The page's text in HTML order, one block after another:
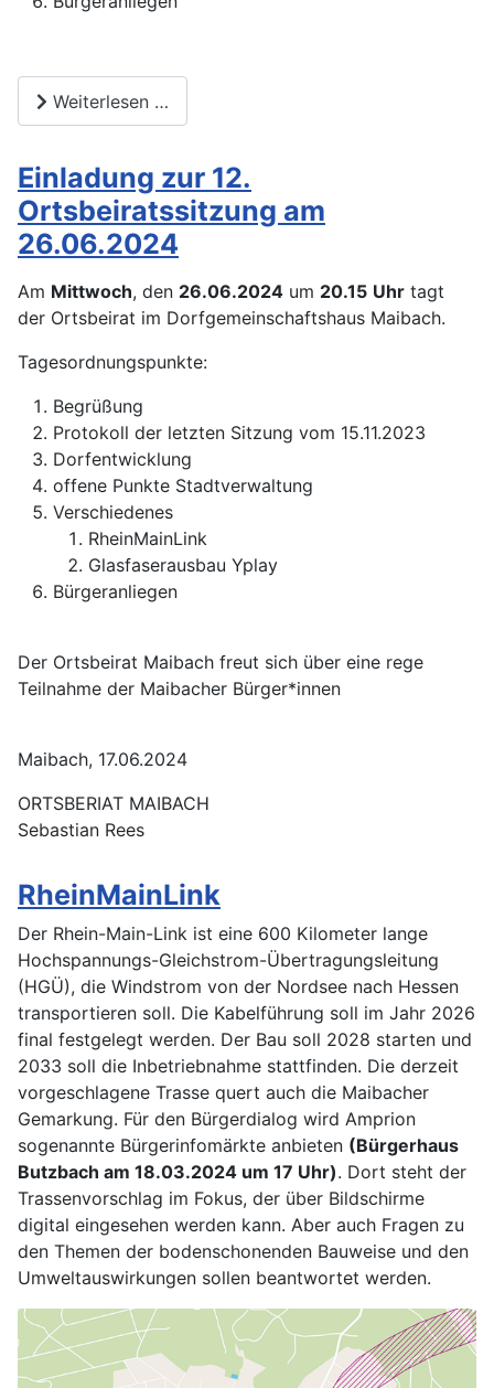
Weiterlesen …
Einladung zur 12.
Ortsbeiratssitzung am
26.06.2024
Am Mittwoch, den 26.06.2024 um 20.15 Uhr tagt
der Ortsbeirat im Dorfgemeinschaftshaus Maibach.
Tagesordnungspunkte:
Begrüßung
Protokoll der letzten Sitzung vom 15.11.2023
Dorfentwicklung
offene Punkte Stadtverwaltung
Verschiedenes
RheinMainLink
Glasfaserausbau Yplay
Bürgeranliegen
Der Ortsbeirat Maibach freut sich über eine rege
Teilnahme der Maibacher Bürger*innen
Maibach, 17.06.2024
ORTSBERIAT MAIBACH
Sebastian Rees
RheinMainLink
Der Rhein-Main-Link ist eine 600 Kilometer lange
Hochspannungs-Gleichstrom-Übertragungsleitung
(HGÜ), die Windstrom von der Nordsee nach Hessen
transportieren soll. Die Kabelführung soll im Jahr 2026
final festgelegt werden. Der Bau soll 2028 starten und
2033 soll die Inbetriebnahme stattfinden. Die derzeit
vorgeschlagene Trasse quert auch die Maibacher
Gemarkung. Für den Bürgerdialog wird Amprion
sogenannte Bürgerinfomärkte anbieten (Bürgerhaus
Butzbach am 18.03.2024 um 17 Uhr). Dort steht der
Trassenvorschlag im Fokus, der über Bildschirme
digital eingesehen werden kann. Aber auch Fragen zu
den Themen der bodenschonenden Bauweise und den
Umweltauswirkungen sollen beantwortet werden.